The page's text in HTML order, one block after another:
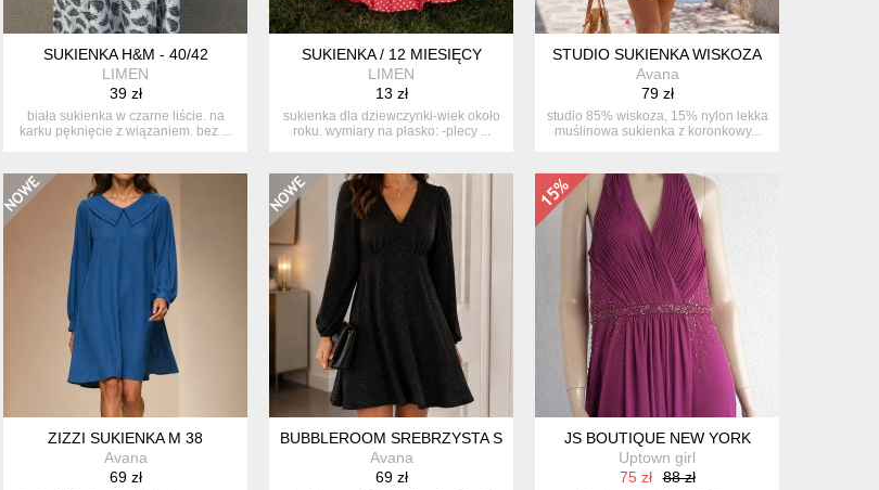
SUKIENKA H&M - 40/42
LIMEN
39 zł
biała sukienka w czarne liście. na
karku pęknięcie z wiązaniem. bez ...
SUKIENKA / 12 MIESIĘCY
LIMEN
13 zł
sukienka dla dziewczynki-wiek około
roku. wymiary na płasko: -plecy ...
STUDIO SUKIENKA WISKOZA
Avana
79 zł
studio 85% wiskoza, 15% nylon lekka
muślinowa sukienka z koronkowy...
(F, VM, VW)
ZIZZI SUKIENKA M 38
Avana
69 zł
BUBBLEROOM SREBRZYSTA SUKIENKA (F, VK, VW, VM)
Avana
69 zł
JS BOUTIQUE NEW YORK
Uptown girl
75 zł
88 zł